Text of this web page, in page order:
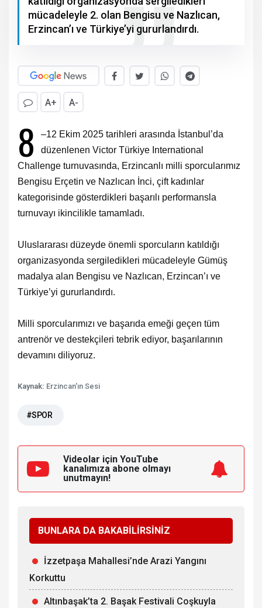
mücadeleyle 2. olan Bengisu ve Nazlıcan,
Erzincan’ı ve Türkiye’yi gururlandırdı.
A+ A-
8
–12 Ekim 2025 tarihleri arasında İstanbul’da
düzenlenen Victor Türkiye International
Challenge turnuvasında, Erzincanlı milli sporcularımız
Bengisu Erçetin ve Nazlıcan İnci, çift kadınlar
kategorisinde gösterdikleri başarılı performansla
turnuvayı ikincilikle tamamladı.
Uluslararası düzeyde önemli sporcuların katıldığı
organizasyonda sergiledikleri mücadeleyle Gümüş
madalya alan Bengisu ve Nazlıcan, Erzincan’ı ve
Türkiye’yi gururlandırdı.
Milli sporcularımızı ve başarıda emeği geçen tüm
antrenör ve destekçileri tebrik ediyor, başarılarının
devamını diliyoruz.
Kaynak: Erzincan'ın Sesi
#SPOR
Videolar için YouTube
kanalımıza abone olmayı
unutmayın!
BUNLARA DA BAKABİLİRSİNİZ
İzzetpaşa Mahallesi’nde Arazi Yangını
Korkuttu
Altınbaşak’ta 2. Başak Festivali Coşkuyla